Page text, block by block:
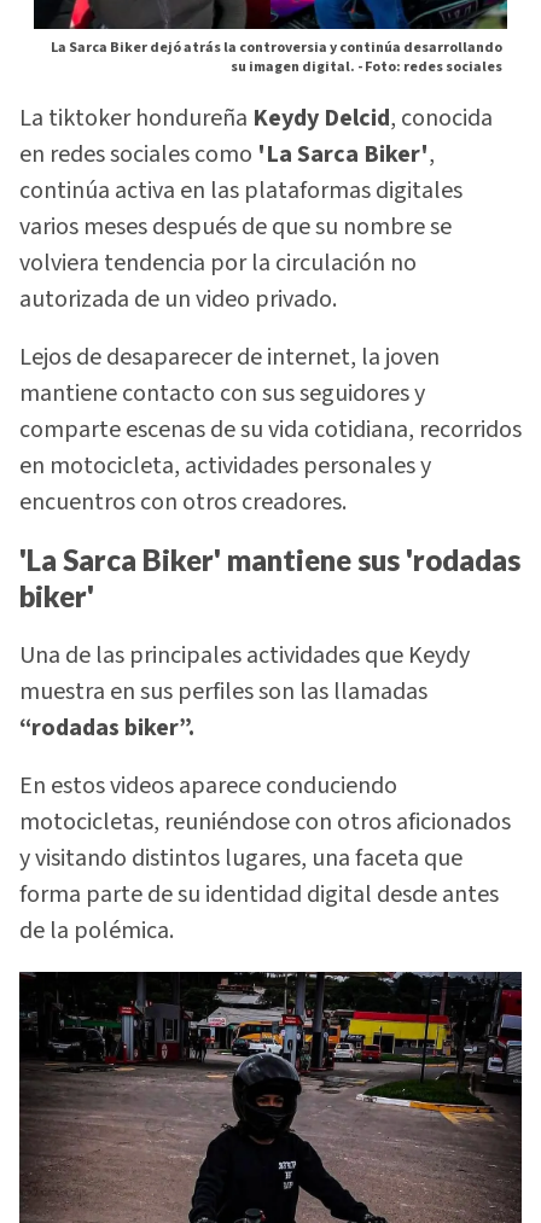
La Sarca Biker dejó atrás la controversia y continúa desarrollando
su imagen digital. -Foto: redes sociales
La tiktoker hondureña Keydy Delcid, conocida
en redes sociales como 'La Sarca Biker',
continúa activa en las plataformas digitales
varios meses después de que su nombre se
volviera tendencia por la circulación no
autorizada de un video privado.
Lejos de desaparecer de internet, la joven
mantiene contacto con sus seguidores y
comparte escenas de su vida cotidiana, recorridos
en motocicleta, actividades personales y
encuentros con otros creadores.
'La Sarca Biker' mantiene sus 'rodadas
biker'
Una de las principales actividades que Keydy
muestra en sus perfiles son las llamadas
“rodadas biker”.
En estos videos aparece conduciendo
motocicletas, reuniéndose con otros aficionados
y visitando distintos lugares, una faceta que
forma parte de su identidad digital desde antes
de la polémica.